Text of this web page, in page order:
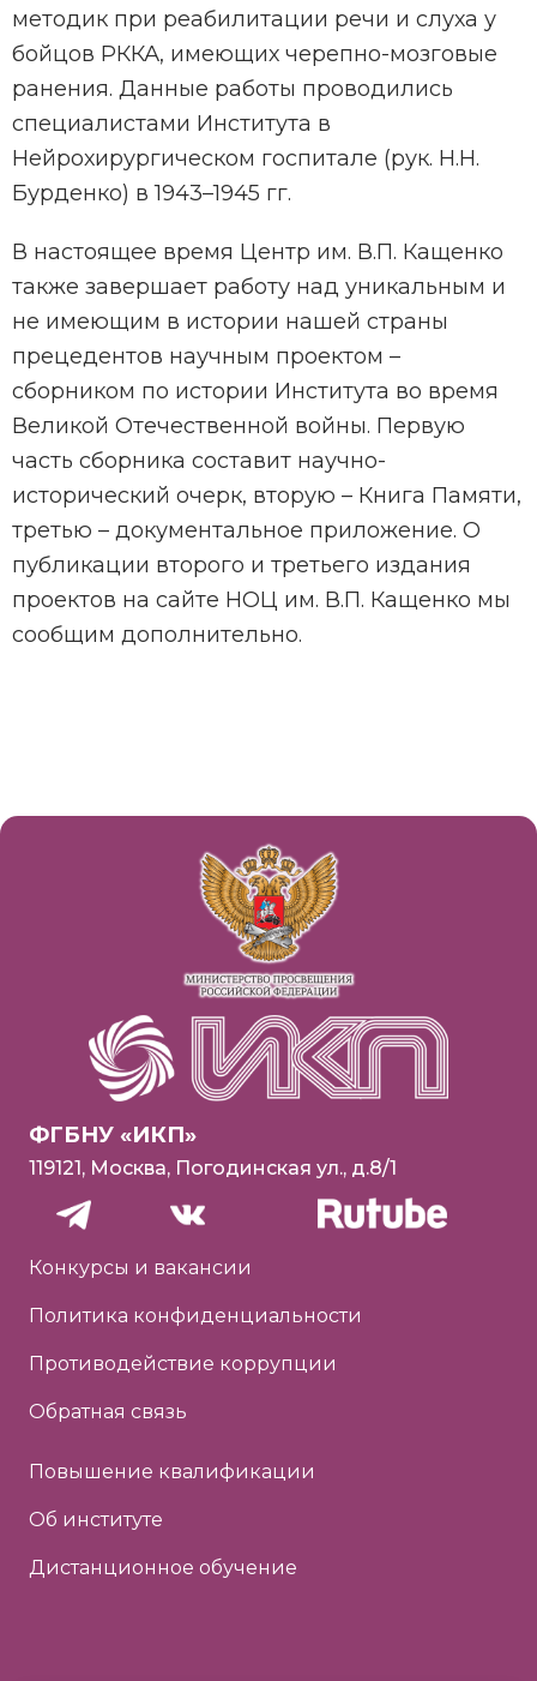
методик при реабилитации речи и слуха у
бойцов РККА, имеющих черепно-мозговые
ранения. Данные работы проводились
специалистами Института в
Нейрохирургическом госпитале (рук. Н.Н.
Бурденко) в 1943–1945 гг.
В настоящее время Центр им. В.П. Кащенко
также завершает работу над уникальным и
не имеющим в истории нашей страны
прецедентов научным проектом –
сборником по истории Института во время
Великой Отечественной войны. Первую
часть сборника составит научно-
исторический очерк, вторую – Книга Памяти,
третью – документальное приложение. О
публикации второго и третьего издания
проектов на сайте НОЦ им. В.П. Кащенко мы
сообщим дополнительно.
ФГБНУ «ИКП»
119121, Москва, Погодинская ул., д.8/1
Конкурсы и вакансии
Политика конфиденциальности
Противодействие коррупции
Обратная связь
Повышение квалификации
Об институте
Дистанционное обучение